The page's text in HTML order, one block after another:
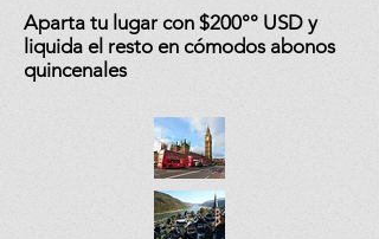
Aparta tu lugar con $200°° USD y
liquida el resto en cómodos abonos
quincenales